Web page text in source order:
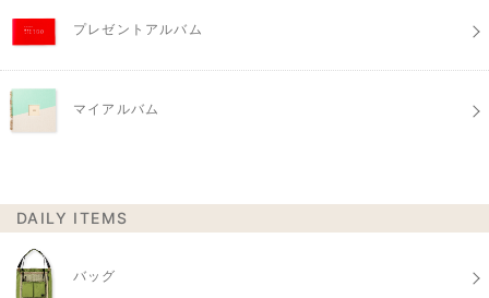
プレゼントアルバム
マイアルバム
DAILY ITEMS
バッグ